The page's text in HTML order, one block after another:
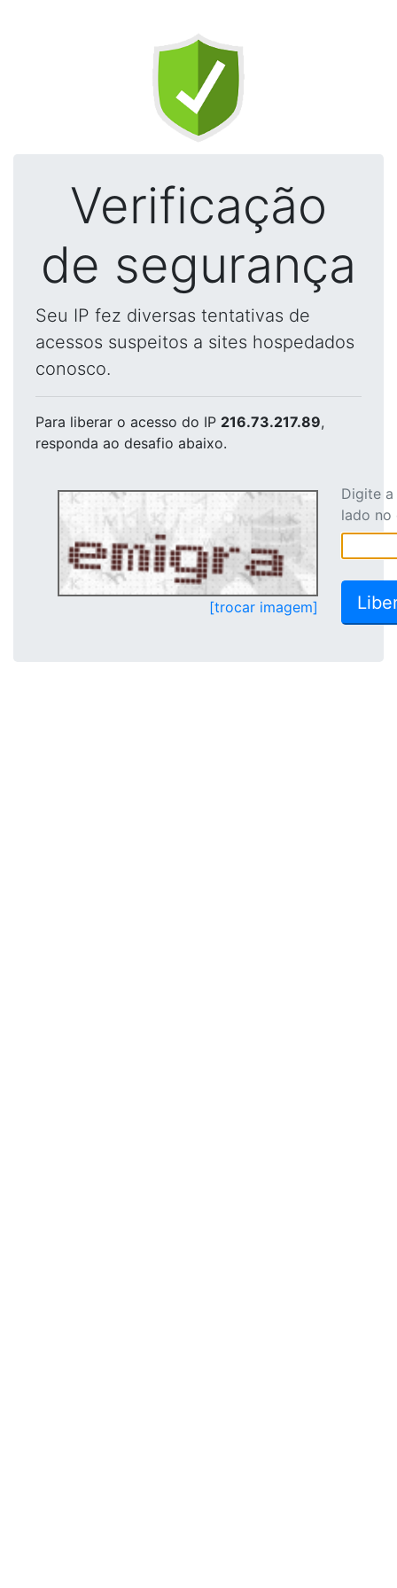
Verificação
de segurança
Seu IP fez diversas tentativas de
acessos suspeitos a sites hospedados
conosco.
Para liberar o acesso do IP 216.73.217.89,
responda ao desafio abaixo.
[trocar imagem]
Digite
lado no